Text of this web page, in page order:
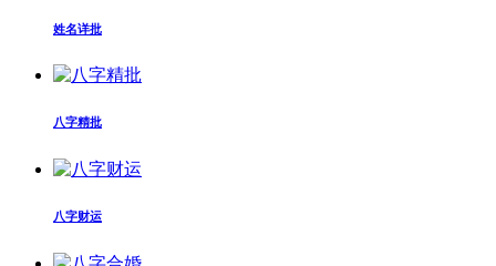
姓名详批
八字精批
八字财运